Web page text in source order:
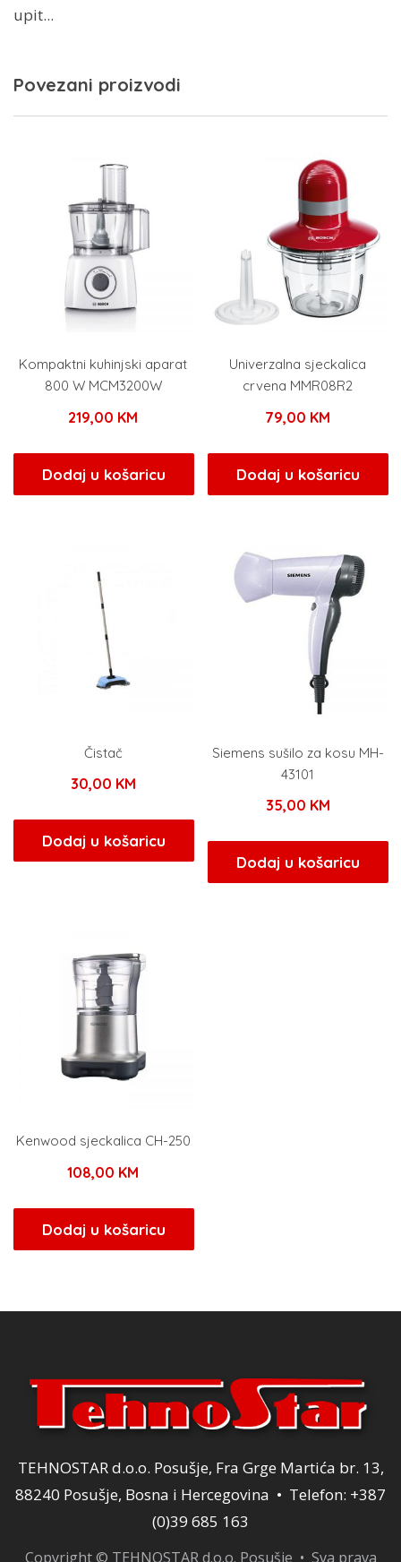
upit...
Povezani proizvodi
Kompaktni kuhinjski aparat
800 W MCM3200W
219,00 KM
Dodaj u košaricu
Univerzalna sjeckalica
crvena MMR08R2
79,00 KM
Dodaj u košaricu
Čistač
30,00 KM
Dodaj u košaricu
Siemens sušilo za kosu MH-
43101
35,00 KM
Dodaj u košaricu
Kenwood sjeckalica CH-250
108,00 KM
Dodaj u košaricu
TEHNOSTAR d.o.o. Posušje, Fra Grge Martića br. 13,
88240 Posušje, Bosna i Hercegovina • Telefon: +387
(0)39 685 163
Copyright © TEHNOSTAR d.o.o. Posušje • Sva prava